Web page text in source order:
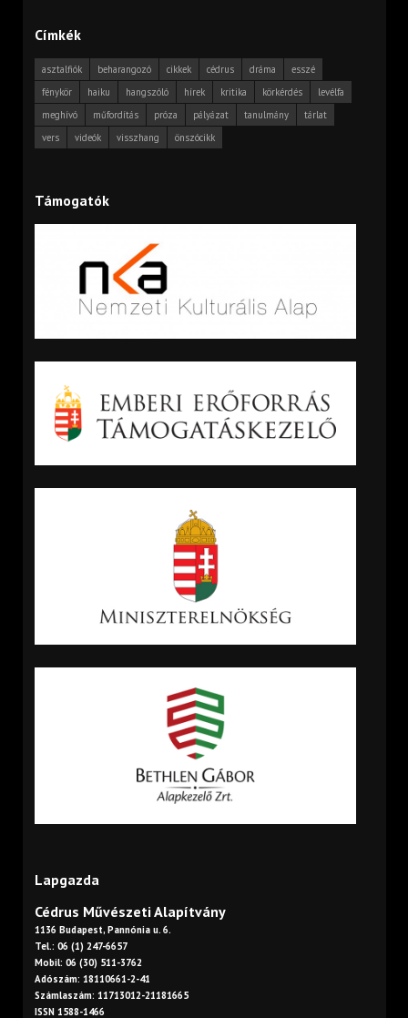
Címkék
asztalfiók beharangozó cikkek cédrus dráma
esszé
fénykör
haiku hangszóló hírek kritika körkérdés
levélfa
meghívó
műfordítás próza pályázat tanulmány
tárlat
vers
videók visszhang önszócikk
Támogatók
Lapgazda
Cédrus Művészeti Alapítvány
1136 Budapest, Pannónia u. 6.
Tel.: 06 (1) 247-6657
Mobil: 06 (30) 511-3762
Adószám: 18110661-2-41
Számlaszám: 11713012-21181665
ISSN 1588-1466